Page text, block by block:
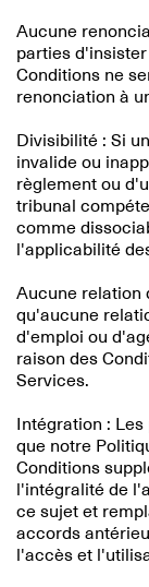
Aucune
parties
Conditions ne
renonciation à
Divisibilité : Si
invalide ou
règlement ou
tribunal
comme
l'applicabilité
Aucune relation
qu'aucune
d'emploi ou
raison des
Services.
Intégration :
que notre
Conditions
l'intégralité de
ce sujet et
accords
l'accès et